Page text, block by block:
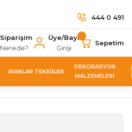
444 0 491
Siparişim
Nerede?
Üye/Bayi
Girişi
Sepetim
AYAKLAR TEKERLER
DEKORASYON
MALZEMELERİ